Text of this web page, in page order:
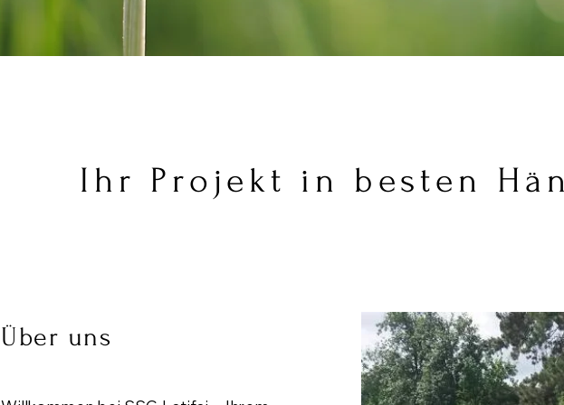
Ihr Projekt in besten
Über uns